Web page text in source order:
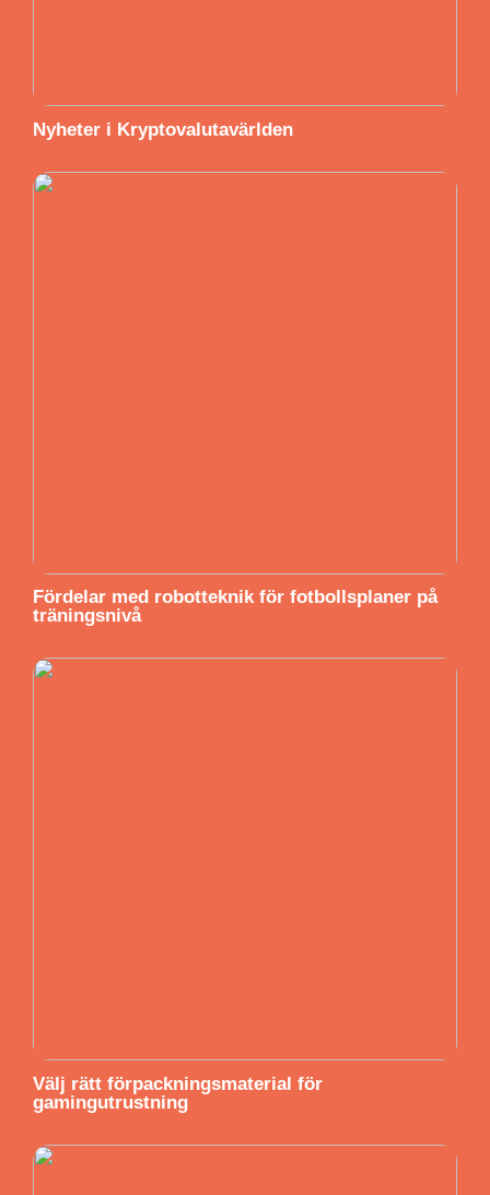
Nyheter i Kryptovalutavärlden
Fördelar med robotteknik för fotbollsplaner på
träningsnivå
Välj rätt förpackningsmaterial för
gamingutrustning